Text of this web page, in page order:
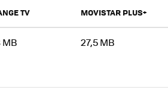
TV MOVISTAR PLUS+
MB 27,5 MB